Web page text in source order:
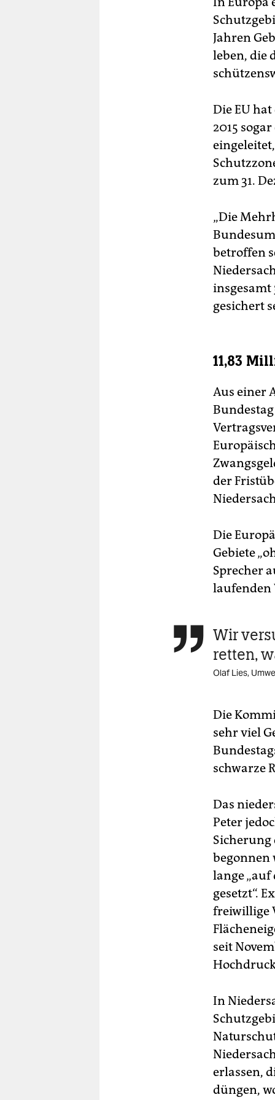
Jahren
leben, die
Die EU
2015
zum 31.
„Die
betroffen
insgesamt
gesichert
11,83
Aus einer
der
Die
Gebiete
Sprecher
laufenden
 Wir
retten,
Olaf Lies,
Die
sehr viel
schwarze
Das
Peter
Sicherung
begonnen
lange
gesetzt“.
freiwillige
seit
In
erlassen,
düngen,